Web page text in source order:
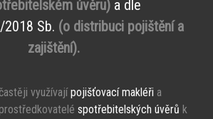
úvěru)a dle
2018 Sb. (o distribuci pojištění a
zajištění).
využívajípojišťovací makléři a
spotřebitelských úvěrů k